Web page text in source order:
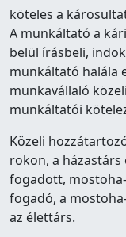
köteles a
A munkáltató a
belül írásbeli,
munkáltató halála
munkavállaló
munkáltatói
Közeli
rokon, a
fogadott,
fogadó, a
az élettárs.